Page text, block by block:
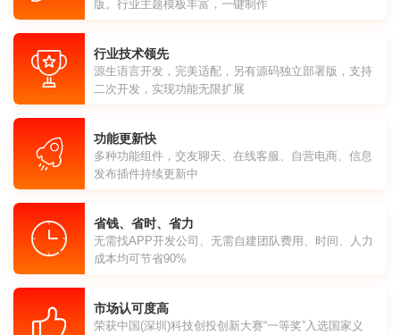
版。行业主题模板丰富，一键制作
行业技术领先
源生语言开发，完美适配，另有源码独立部署版，支持
二次开发，实现功能无限扩展
功能更新快
多种功能组件，交友聊天、在线客服、自营电商、信息
发布插件持续更新中
省钱、省时、省力
无需找APP开发公司、无需自建团队费用、时间、人力
成本均可节省90%
市场认可度高
荣获中国(深圳)科技创投创新大赛“一等奖”入选国家义